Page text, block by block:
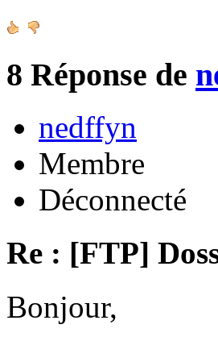
8 Réponse de
nedffyn
Membre
Déconnecté
Re : [FTP]
Bonjour,